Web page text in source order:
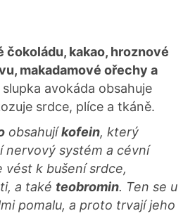
čokoládu, kakao, hroznové
makadamové ořechy a
slupka avokáda obsahuje
srdce, plíce a tkáně.
obsahujíkofein, který
nervový systém a cévní
vést k bušení srdce,
a také teobromin. Ten se u
pomalu, a proto trvají jeho